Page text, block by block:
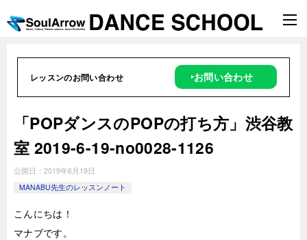
レッスンのお問い合わせ ‣お問い合わせ
「POPダンスのPOPの打ち方」渋谷教
室 2019-6-19-­no0028-­1126
公開日： 2019年6月19日
MANABU先生のレッスンノート
こんにちは！
マナブです。